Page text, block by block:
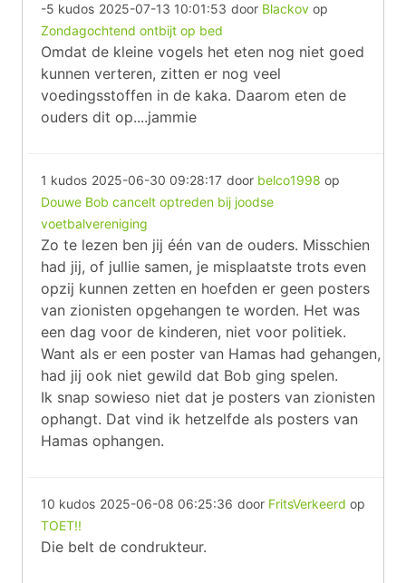
-5 kudos 2025-07-13 10:01:53 door Blackov op
Zondagochtend ontbijt op bed
Omdat de kleine vogels het eten nog niet goed
kunnen verteren, zitten er nog veel
voedingsstoffen in de kaka. Daarom eten de
ouders dit op....jammie
1 kudos 2025-06-30 09:28:17 door belco1998 op
Douwe Bob cancelt optreden bij joodse
voetbalvereniging
Zo te lezen ben jij één van de ouders. Misschien
had jij, of jullie samen, je misplaatste trots even
opzij kunnen zetten en hoefden er geen posters
van zionisten opgehangen te worden. Het was
een dag voor de kinderen, niet voor politiek.
Want als er een poster van Hamas had gehangen,
had jij ook niet gewild dat Bob ging spelen.
Ik snap sowieso niet dat je posters van zionisten
ophangt. Dat vind ik hetzelfde als posters van
Hamas ophangen.
10 kudos 2025-06-08 06:25:36 door FritsVerkeerd op
TOET!!
Die belt de condrukteur.